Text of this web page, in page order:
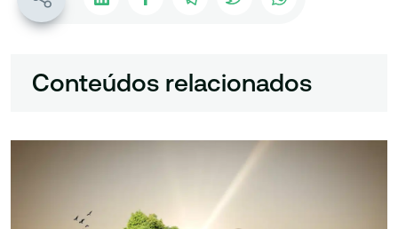
Conteúdos relacionados